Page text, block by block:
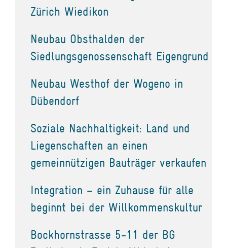
Zürich Wiedikon
Neubau Obsthalden der
Siedlungsgenossenschaft Eigengrund
Neubau Westhof der Wogeno in
Dübendorf
Soziale Nachhaltigkeit: Land und
Liegenschaften an einen
gemeinnützigen Bauträger verkaufen
Integration – ein Zuhause für alle
beginnt bei der Willkommenskultur
Bockhornstrasse 5-11 der BG